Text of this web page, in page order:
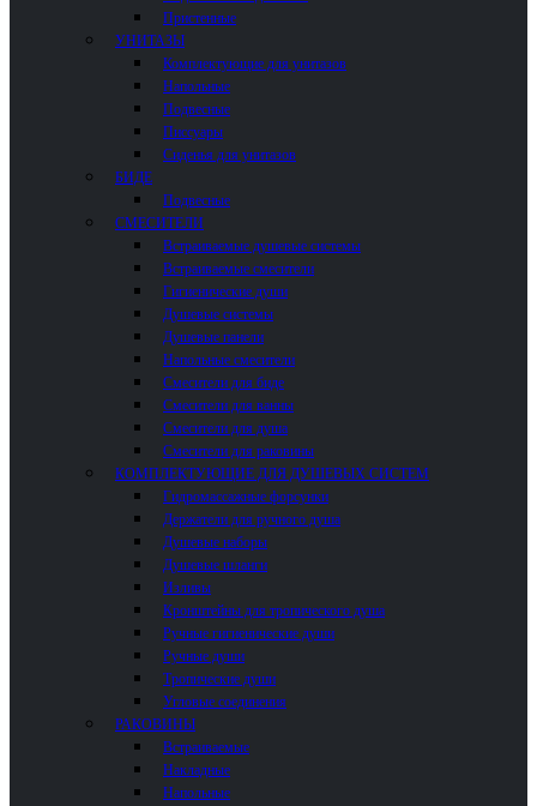
Пристенные
УНИТАЗЫ
Комплектующие для унитазов
Напольные
Подвесные
Писсуары
Сиденья для унитазов
БИДЕ
Подвесные
СМЕСИТЕЛИ
Встраиваемые душевые системы
Встраиваемые смесители
Гигиенические души
Душевые системы
Душевые панели
Напольные смесители
Смесители для биде
Смесители для ванны
Смесители для душа
Смесители для раковины
КОМПЛЕКТУЮЩИЕ ДЛЯ ДУШЕВЫХ СИСТЕМ
Гидромассажные форсунки
Держатели для ручного душа
Душевые наборы
Душевые шланги
Изливы
Кронштейны для тропического душа
Ручные гигиенические души
Ручные души
Тропические души
Угловые соединения
РАКОВИНЫ
Встраиваемые
Накладные
Напольные